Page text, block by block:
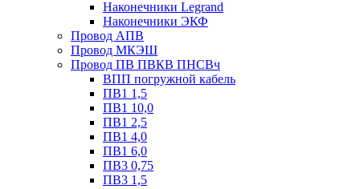
Наконечники Legrand
Наконечники ЭКФ
Провод АПВ
Провод МКЭШ
Провод ПВ ПВКВ ПНСВч
ВПП погружной кабель
ПВ1 1,5
ПВ1 10,0
ПВ1 2,5
ПВ1 4,0
ПВ1 6,0
ПВ3 0,75
ПВ3 1,5